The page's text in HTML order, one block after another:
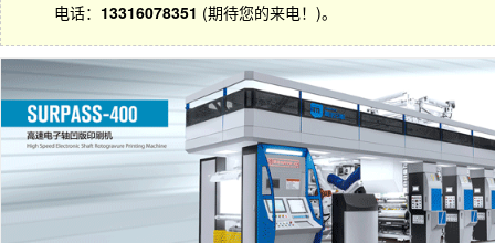
电话： 13316078351 (期待您的来电！)。